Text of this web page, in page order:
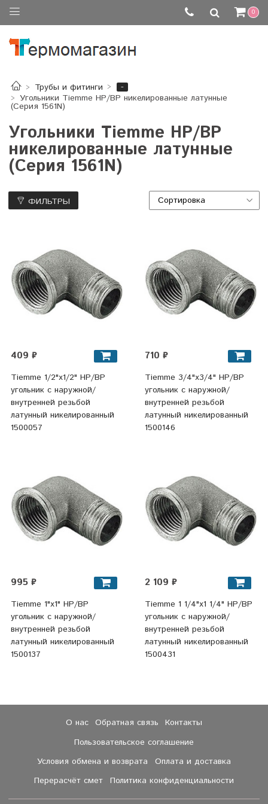
0
Трубы и фитинги
-
Угольники Tiemme НР/ВР никелированные латунные
(Серия 1561N)
Угольники Tiemme НР/ВР
никелированные латунные
(Серия 1561N)
ФИЛЬТРЫ
409 ₽
Tiemme 1/2"x1/2" НР/ВР
угольник с наружной/
внутренней резьбой
латунный никелированный
1500057
710 ₽
Tiemme 3/4"x3/4" НР/ВР
угольник с наружной/
внутренней резьбой
латунный никелированный
1500146
995 ₽
Tiemme 1"x1" НР/ВР
угольник с наружной/
внутренней резьбой
латунный никелированный
1500137
2 109 ₽
Tiemme 1 1/4"x1 1/4" НР/ВР
угольник с наружной/
внутренней резьбой
латунный никелированный
1500431
О нас Обратная связь
Контакты
Пользовательское соглашение
Условия обмена и возврата
Оплата и доставка
Перерасчёт смет Политика конфиденциальности